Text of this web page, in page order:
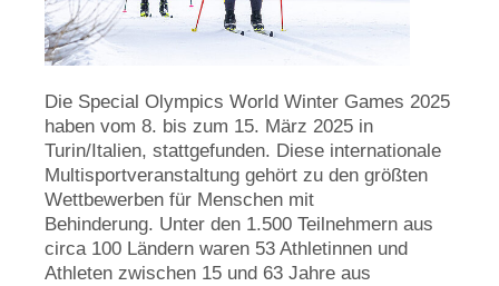
Die Special Olympics World Winter Games 2025
haben vom 8. bis zum 15. März 2025 in
Turin/Italien, stattgefunden. Diese internationale
Multisportveranstaltung gehört zu den größten
Wettbewerben für Menschen mit
Behinderung. Unter den 1.500 Teilnehmern aus
circa 100 Ländern waren 53 Athletinnen und
Athleten zwischen 15 und 63 Jahre aus